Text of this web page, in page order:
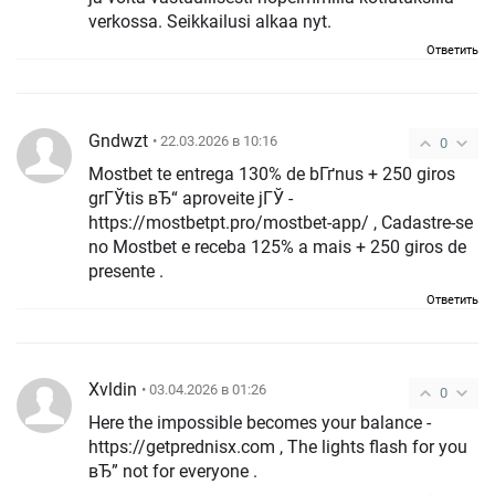
verkossa. Seikkailusi alkaa nyt.
Ответить
0
Gndwzt • 22.03.2026 в 10:16
Mostbet te entrega 130% de bГґnus + 250 giros
grГЎtis вЂ“ aproveite jГЎ -
https://mostbetpt.pro/mostbet-app/ , Cadastre-se
no Mostbet e receba 125% a mais + 250 giros de
presente .
Ответить
0
Xvldin • 03.04.2026 в 01:26
Here the impossible becomes your balance -
https://getprednisx.com , The lights flash for you
вЂ” not for everyone .